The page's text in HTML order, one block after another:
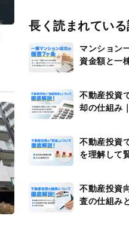
長く読まれてい
マンション
資金額と一
不動産投資
却の仕組み
不動産投資
を理解して
不動産投資
査の仕組み